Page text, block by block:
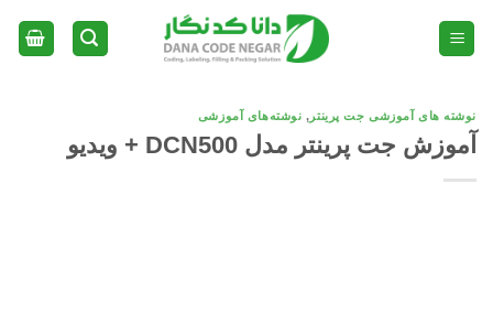
نوشته های آموزشی جت پرینتر,نوشته‌های آموزشی
آموزش جت پرینتر مدل DCN500 + ویدیو